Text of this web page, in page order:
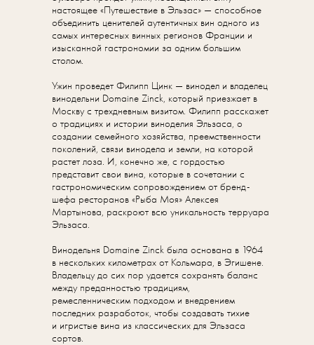
настоящее «Путешествие в Эльзас» — способное
объединить ценителей аутентичных вин одного из
самых интересных винных регионов Франции и
изысканной гастрономии за одним большим
столом.
Ужин проведет Филипп Цинк — винодел и владелец
винодельни Domaine Zinсk, который приезжает в
Москву с трехдневным визитом. Филипп расскажет
о традициях и истории виноделия Эльзаса, о
создании семейного хозяйства, преемственности
поколений, связи винодела и земли, на которой
растет лоза. И, конечно же, с гордостью
представит свои вина, которые в сочетании с
гастрономическим сопровождением от бренд-
шефа ресторанов «Рыба Моя» Алексея
Мартынова, раскроют всю уникальность терруара
Эльзаса.
Винодельня Domaine Zinck была основана в 1964
в нескольких километрах от Кольмара, в Эгишене.
Владельцу до сих пор удается сохранять баланс
между преданностью традициям,
ремесленническим подходом и внедрением
последних разработок, чтобы создавать тихие
и игристые вина из классических для Эльзаса
сортов.